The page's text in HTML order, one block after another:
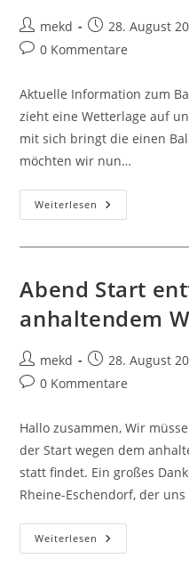
Beitrags-
Autor:
mekd
Beitrag
veröffentlicht:
28. August
Beitrags-
0 Kommentare
Aktuelle Information zum
zieht eine Wetterlage auf
mit sich bringt die einen
möchten wir nun…
Weiterlesen Aktuelle
Information
Abend Start
anhaltendem
Beitrags-
Autor:
mekd
Beitrag
veröffentlicht:
28. August
Beitrags-
0 Kommentare
Hallo zusammen, Wir
der Start wegen dem
statt findet. Ein großes
Rheine-Eschendorf, der
Weiterlesen Abend
Start